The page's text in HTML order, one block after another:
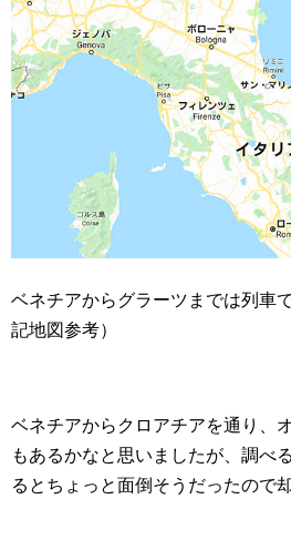
ベネチアからグラーツまでは列車
記地図参考）
ベネチアからクロアチアを通り、
もあるかなと思いましたが、調べ
るとちょっと面倒そうだったので却